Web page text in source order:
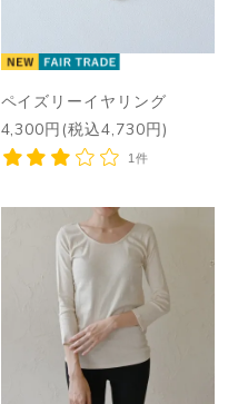
ペイズリーイヤリング
4,300円(税込4,730円)
1件